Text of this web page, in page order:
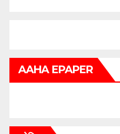
AAHA EPAPER